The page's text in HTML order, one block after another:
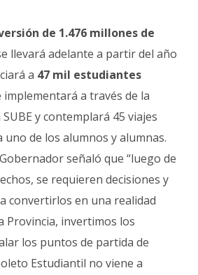
de 1.476 millones de
llevará adelante a partir del año
a 47 mil estudiantes
implementará a través de la
y contemplará 45 viajes
uno de los alumnos y alumnas.
señaló que “luego de
se requieren decisiones y
convertirlos en una realidad
Provincia, invertimos los
los puntos de partida de
Estudiantil no viene a